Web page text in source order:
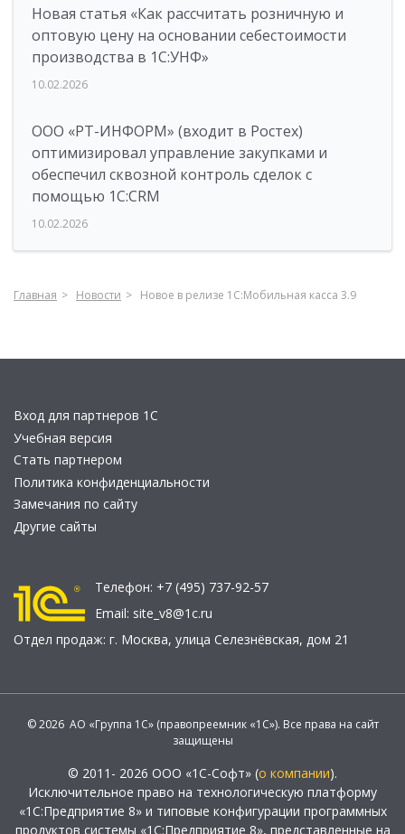
Новая статья «Как рассчитать розничную и
оптовую цену на основании себестоимости
производства в 1С:УНФ»
10.02.2026
ООО «РТ-ИНФОРМ» (входит в Ростех)
оптимизировал управление закупками и
обеспечил сквозной контроль сделок с
помощью 1С:CRM
10.02.2026
Главная Новости Новое в релизе 1C:Мобильная касса 3.9
Вход для партнеров 1С
Учебная версия
Стать партнером
Политика конфиденциальности
Замечания по сайту
Другие сайты
Телефон: +7 (495) 737-92-57
Email: site_v8@1c.ru
Отдел продаж: г. Москва, улица Селезнёвская, дом 21
© 2026 АО «Группа 1С» (правопреемник «1С»). Все права на сайт
защищены
© 2011- 2026 ООО «1С-Софт» (о компании).
Исключительное право на технологическую платформу
«1С:Предприятие 8» и типовые конфигурации программных
продуктов системы «1С:Предприятие 8», представленные на